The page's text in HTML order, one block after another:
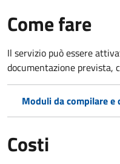
Come fare
Il servizio può essere
documentazione prevista,
Moduli da compilare e
Costi